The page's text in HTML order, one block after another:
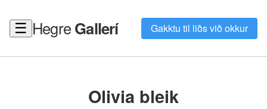
☰ HegreGallerí Gakktu til liðs við okkur
Olivia bleik